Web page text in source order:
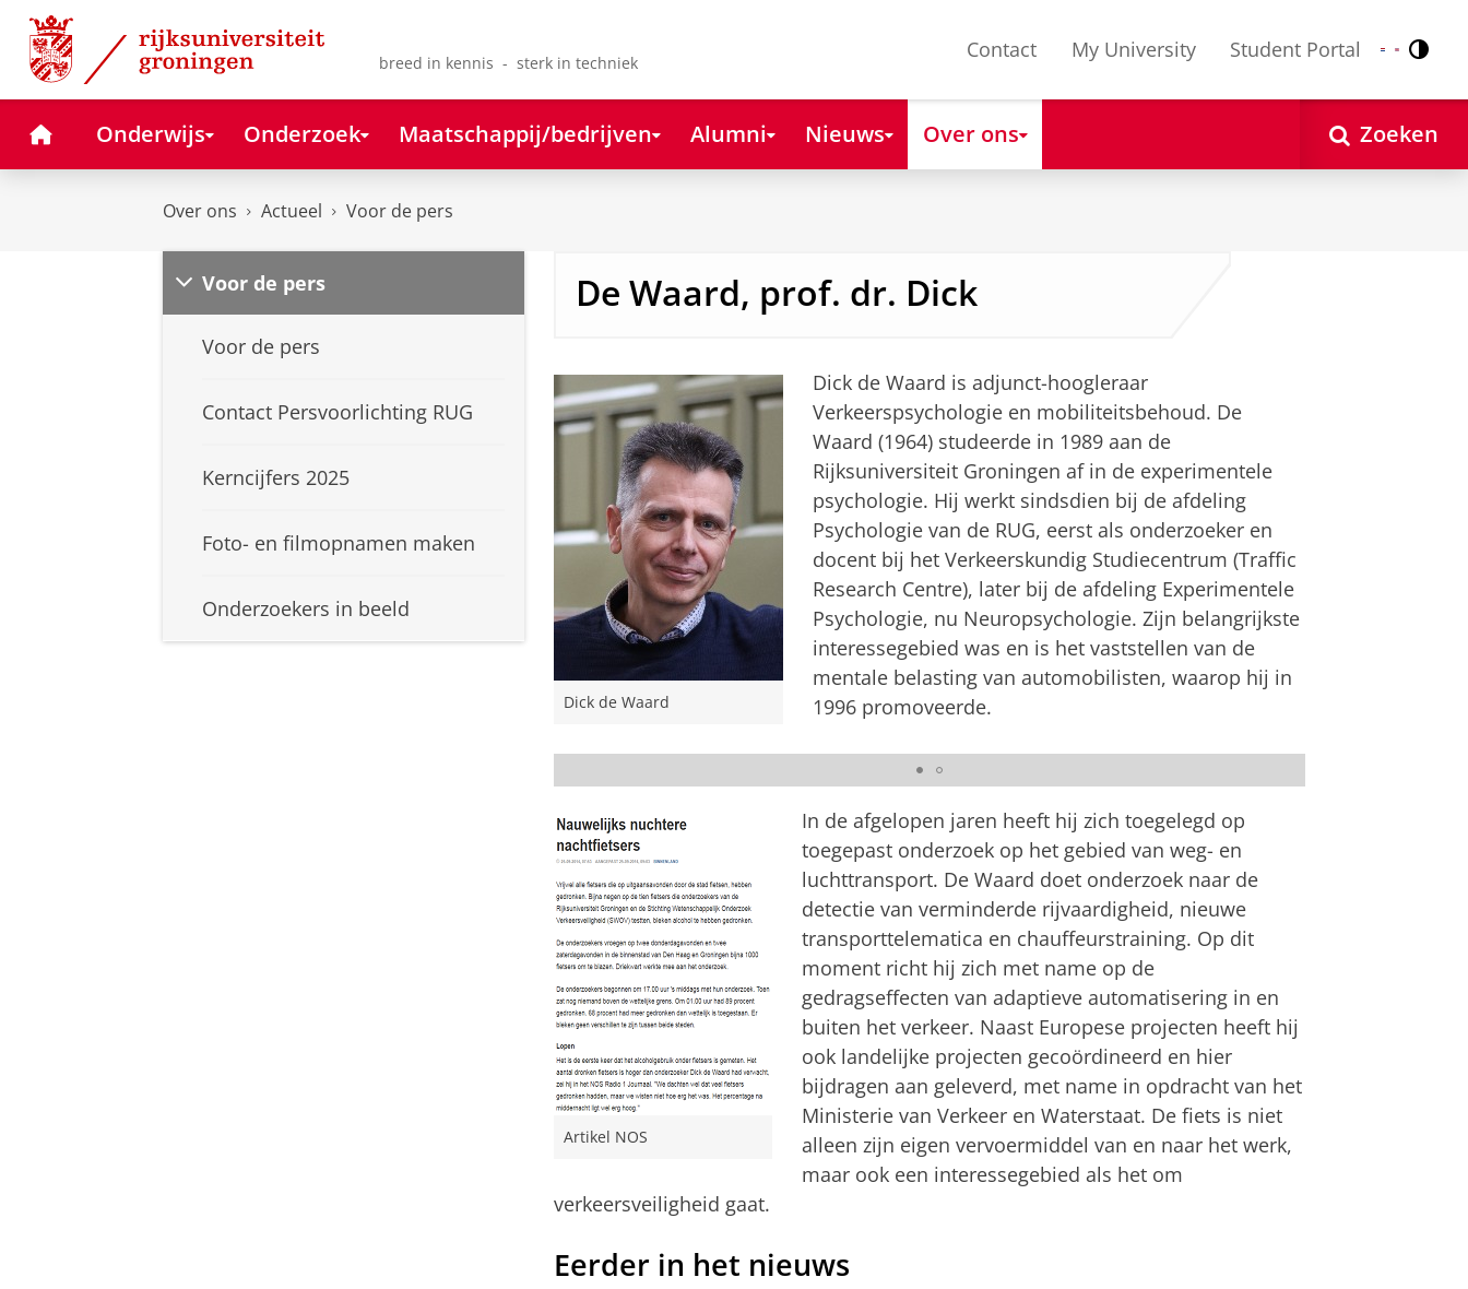
Skip
Content
Skip
Navigation
breed in kennis - sterk in techniek
Contact My University Student Portal Nederlands
English
HomeOnderwijs Onderzoek Maatschappij/bedrijven Alumni Nieuws Over ons Zoeken
Over ons Actueel Voor de pers
Voor de pers
Voor de pers
Contact Persvoorlichting RUG
Kerncijfers 2025
Foto- en filmopnamen maken
Onderzoekers in beeld
De Waard, prof. dr. Dick
Dick de Waard
Dick de Waard is adjunct-hoogleraar
Verkeerspsychologie en mobiliteitsbehoud. De
Waard (1964) studeerde in 1989 aan de
Rijksuniversiteit Groningen af in de experimentele
psychologie. Hij werkt sindsdien bij de afdeling
Psychologie van de RUG, eerst als onderzoeker en
docent bij het Verkeerskundig Studiecentrum (Traffic
Research Centre), later bij de afdeling Experimentele
Psychologie, nu Neuropsychologie. Zijn belangrijkste
interessegebied was en is het vaststellen van de
mentale belasting van automobilisten, waarop hij in
1996 promoveerde.
Pas uw cookie instellingen aanom deze video te zien
Artikel NOS
In de afgelopen jaren heeft hij zich toegelegd op
toegepast onderzoek op het gebied van weg- en
luchttransport. De Waard doet onderzoek naar de
detectie van verminderde rijvaardigheid, nieuwe
transporttelematica en chauffeurstraining. Op dit
moment richt hij zich met name op de
gedragseffecten van adaptieve automatisering in en
buiten het verkeer. Naast Europese projecten heeft hij
ook landelijke projecten gecoördineerd en hier
bijdragen aan geleverd, met name in opdracht van het
Ministerie van Verkeer en Waterstaat. De fiets is niet
alleen zijn eigen vervoermiddel van en naar het werk,
maar ook een interessegebied als het om
verkeersveiligheid gaat.
Eerder in het nieuws